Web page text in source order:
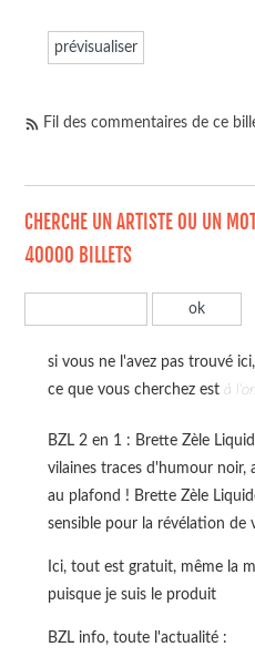
Fil des commentaires de ce
CHERCHE UN ARTISTE OU UN
40000 BILLETS
si vous ne l'avez pas trouvé
ce que vous cherchez est à
BZL 2 en 1 : Brette Zèle
vilaines traces d'humour noir,
au plafond ! Brette Zèle
sensible pour la révélation de
Ici, tout est gratuit, même la
puisque je suis le produit
BZL info, toute l'actualité :